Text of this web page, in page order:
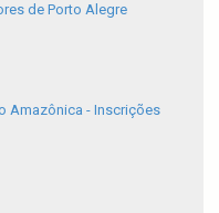
de Porto Alegre
Amazônica - Inscrições